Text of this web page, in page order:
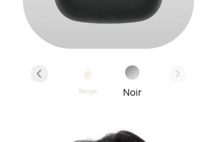
Beige Noir